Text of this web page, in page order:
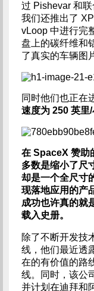
过 Pishevar 和
我们还推出了
vLoop 中进行完
盘上的碳纤维和
了真实的车辆图
同时他们也正在
速度为 250 英里/
在 SpaceX 赞助
多数是缩小了尺
却是一个全尺寸
现落地应用的产
成功也许真的就
载入史册。
除了不断开发技
线，他们最近透
在的有价值的路
线。同时，该公
并计划在迪拜和